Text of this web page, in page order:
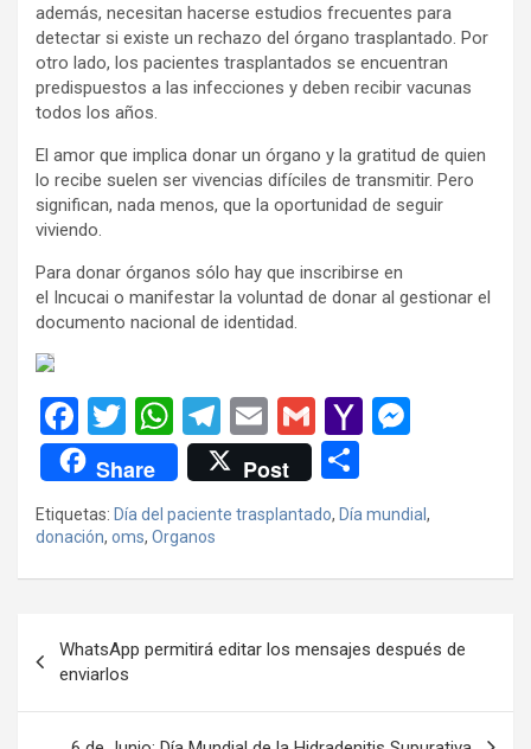
además, necesitan hacerse estudios frecuentes para
detectar si existe un rechazo del órgano trasplantado. Por
otro lado, los pacientes trasplantados se encuentran
predispuestos a las infecciones y deben recibir vacunas
todos los años.
El amor que implica donar un órgano y la gratitud de quien
lo recibe suelen ser vivencias difíciles de transmitir. Pero
significan, nada menos, que la oportunidad de seguir
viviendo.
Para donar órganos sólo hay que inscribirse en
el Incucai o manifestar la voluntad de donar al gestionar el
documento nacional de identidad.
F
a
ce
b
o
k
T
wi
tt
er
W
h
at
s
A
p
T
el
e
gr
a
E
m
ail
G
m
ail
Y
o
o
ail
n
g
Share Post
m
p
tir
Etiquetas: Día del paciente trasplantado, Día mundial ,
donación, oms, Organos
de
entradas
WhatsApp permitirá editar los mensajes después de
enviarlos